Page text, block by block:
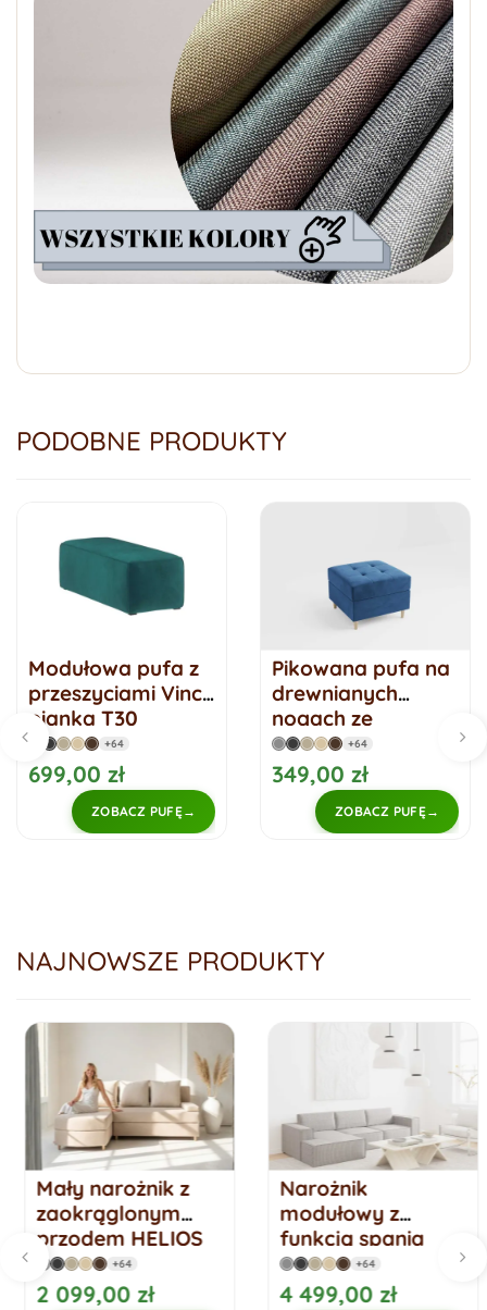
PODOBNE PRODUKTY
Modułowa pufa z
przeszyciami Vinci
pianka T30
+64
699,00 zł
ZOBACZ PUFĘ
Pikowana pufa na
drewnianych
nogach ze
sprężynami VIDO
+64
349,00 zł
ZOBACZ PUFĘ
NAJNOWSZE PRODUKTY
Mały narożnik z
zaokrąglonym
przodem HELIOS
funkcja spania
+64
2 099,00 zł
Narożnik
modułowy z
funkcją spania
NAKANO LEWY
+64
4 499,00 zł